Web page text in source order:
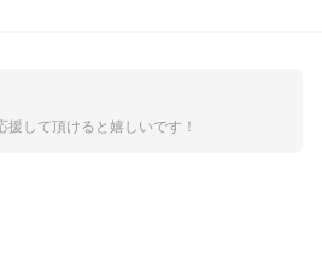
して頂けると嬉しいです！